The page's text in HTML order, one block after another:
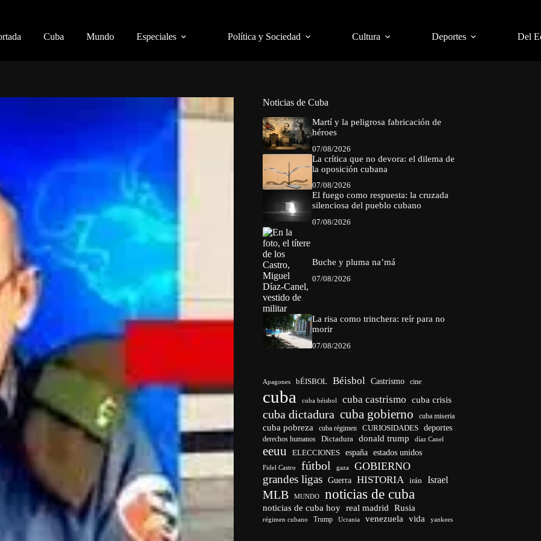
Cuba Mundo Especiales Política y Sociedad Cultura Deportes Del
Noticias de Cuba
Martí y la peligrosa fabricación de
héroes
07/08/2026
La crítica que no devora: el dilema de
la oposición cubana
07/08/2026
El fuego como respuesta: la cruzada
silenciosa del pueblo cubano
07/08/2026
Buche y pluma na’má
07/08/2026
La risa como trinchera: reír para no
morir
07/08/2026
Apagones bÉISBOL Béisbol Castrismo cine
cuba cuba béisbol cuba castrismo cuba crisis
cuba dictadura cuba gobierno cuba miseria
cuba pobreza cuba régimen CURIOSIDADES deportes
derechos humanos Dictadura donald trump díaz Canel
eeuu ELECCIONES españa estados unidos
Fidel Castro fútbol gaza GOBIERNO
grandes ligas Guerra HISTORIA irán Israel
MLB MUNDO noticias de cuba
noticias de cuba hoy real madrid Rusia
régimen cubano Trump Ucrania venezuela vida yankees